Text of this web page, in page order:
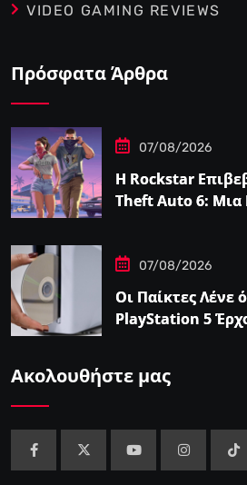
VIDEO GAMING REVIEWS
Πρόσφατα Άρθρα
07/08/2026
Η Rockstar
Theft Auto 6: Μια
07/08/2026
Οι Παίκτες Λένε
PlayStation 5
Ακολουθήστε μας